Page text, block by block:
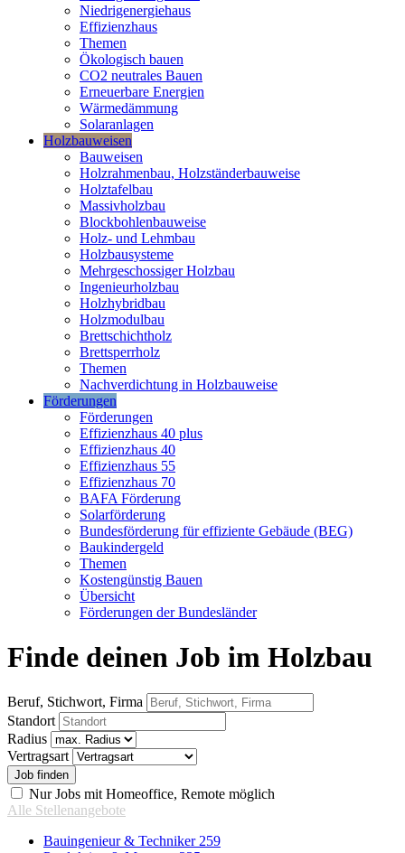
Niedrigenergiehaus
Effizienzhaus
Themen
Ökologisch bauen
CO2 neutrales Bauen
Erneuerbare Energien
Wärmedämmung
Solaranlagen
Holzbauweisen
Bauweisen
Holzrahmenbau, Holzständerbauweise
Holztafelbau
Massivholzbau
Blockbohlenbauweise
Holz- und Lehmbau
Holzbausysteme
Mehrgeschossiger Holzbau
Ingenieurholzbau
Holzhybridbau
Holzmodulbau
Brettschichtholz
Brettsperrholz
Themen
Nachverdichtung in Holzbauweise
Förderungen
Förderungen
Effizienzhaus 40 plus
Effizienzhaus 40
Effizienzhaus 55
Effizienzhaus 70
BAFA Förderung
Solarförderung
Bundesförderung für effiziente Gebäude (BEG)
Baukindergeld
Themen
Kostengünstig Bauen
Übersicht
Förderungen der Bundesländer
Finde deinen Job im Holzbau
Beruf, Stichwort, Firma
Standort
Radius
Vertragsart
Nur Jobs mit Homeoffice, Remote möglich
Alle Stellenangebote
Bauingenieur & Techniker 259